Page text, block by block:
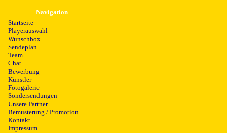
Navigation
Startseite
Playerauswahl
Wunschbox
Sendeplan
Team
Chat
Bewerbung
Künstler
Fotogalerie
Sondersendungen
Unsere Partner
Bemusterung / Promotion
Kontakt
Impressum